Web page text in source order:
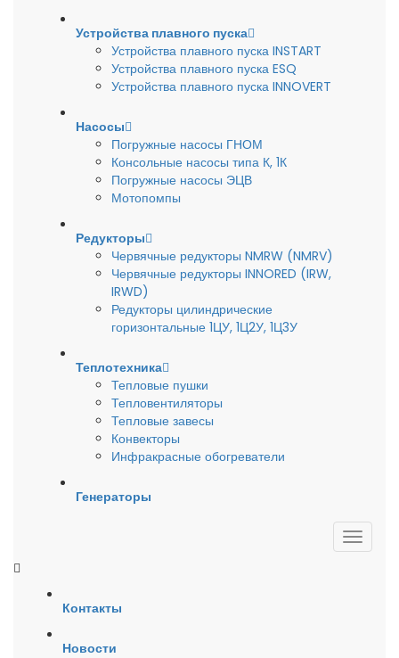
Устройства плавного пуска
Устройства плавного пуска INSTART
Устройства плавного пуска ESQ
Устройства плавного пуска INNOVERT
Насосы
Погружные насосы ГНОМ
Консольные насосы типа К, 1К
Погружные насосы ЭЦВ
Мотопомпы
Редукторы
Червячные редукторы NMRW (NMRV)
Червячные редукторы INNORED (IRW,
IRWD)
Редукторы цилиндрические
горизонтальные 1ЦУ, 1Ц2У, 1Ц3У
Теплотехника
Тепловые пушки
Тепловентиляторы
Тепловые завесы
Конвекторы
Инфракрасные обогреватели
Генераторы
Контакты
Новости